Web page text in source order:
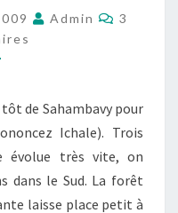
Admin
3
de Sahambavy pour
Ichale). Trois
évolue très vite, on
dans le Sud. La forêt
laisse place petit à